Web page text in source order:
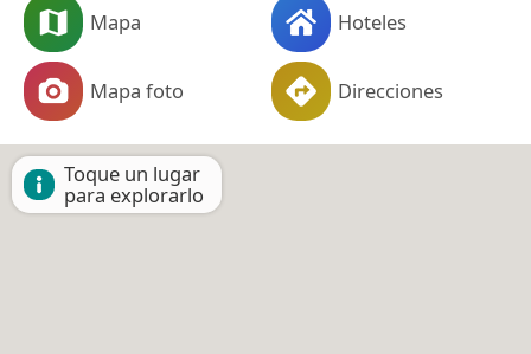
Mapa Hoteles
Mapa foto Direcciones
Toque un lugar
para explorarlo